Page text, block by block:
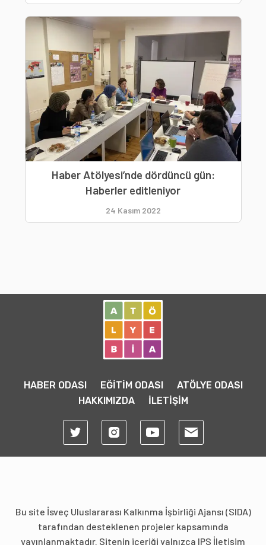
Haber Atölyesi’nde dördüncü gün:
Haberler editleniyor
24 Kasım 2022
HABER ODASI EĞİTİM ODASI
ATÖLYE ODASI
HAKKIMIZDA
İLETİŞİM
Bu site İsveç Uluslararası Kalkınma İşbirliği Ajansı (SIDA)
tarafından desteklenen projeler kapsamında
yayınlanmaktadır. Sitenin içeriği yalnızca IPS İletişim